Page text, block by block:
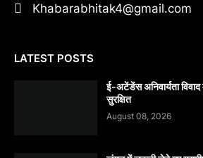
Khabarabhitak4@gmail.com
LATEST POSTS
​ई-अटेंडेंस अनिवार्यता विवाद
सुरक्षित
August 08, 2026